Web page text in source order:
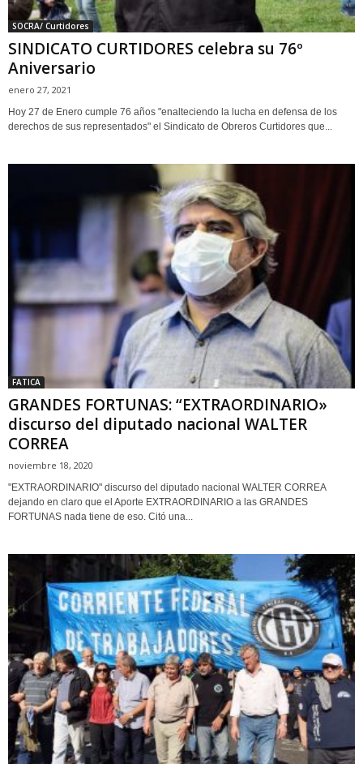
SOCRA/ Curtidores
SINDICATO CURTIDORES celebra su 76º
Aniversario
enero 27, 2021
Hoy 27 de Enero cumple 76 años "enalteciendo la lucha en defensa de los
derechos de sus representados" el Sindicato de Obreros Curtidores que...
FATICA
GRANDES FORTUNAS: “EXTRAORDINARIO»
discurso del diputado nacional WALTER
CORREA
noviembre 18, 2020
"EXTRAORDINARIO" discurso del diputado nacional WALTER CORREA
dejando en claro que el Aporte EXTRAORDINARIO a las GRANDES
FORTUNAS nada tiene de eso. Citó una...